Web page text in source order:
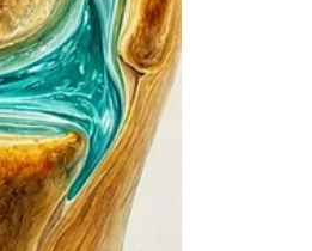
อน ถ้าวันหนึ่งผมต้องร้าย
การเหมือนเดิมไม่ได้
ใจกันไปถึงไหน ถ้าหยุดได้ก็